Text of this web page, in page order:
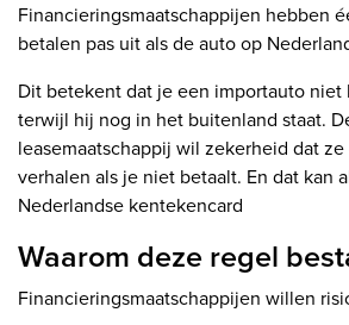
Financieringsmaatschappijen hebben
betalen pas uit als de auto op
Dit betekent dat je een importauto niet
terwijl hij nog in het buitenland staat.
leasemaatschappij wil zekerheid dat
verhalen als je niet betaalt. En dat kan
Nederlandse kentekencard
Waarom deze regel
Financieringsmaatschappijen willen